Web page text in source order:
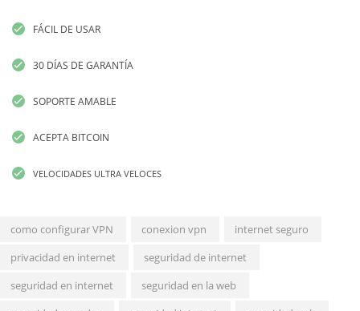
FÁCIL DE USAR
30 DÍAS DE GARANTÍA
SOPORTE AMABLE
ACEPTA BITCOIN
VELOCIDADES ULTRA VELOCES
como configurar VPN conexion vpn
internet seguro
privacidad en internet
seguridad de internet
seguridad en internet
seguridad en la web